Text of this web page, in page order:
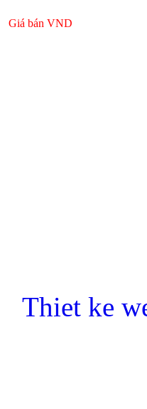
Giá bán VND
Thiet ke